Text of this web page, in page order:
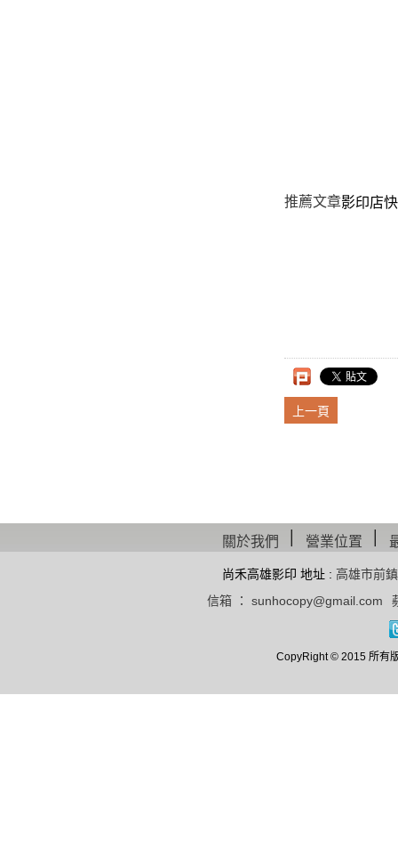
推薦文章影印店
上一頁
關於我們 營業位置
尚禾高雄影印 地址 : 高雄市前
信箱 ： sunhocopy@gmail.com
CopyRight © 2015 所有